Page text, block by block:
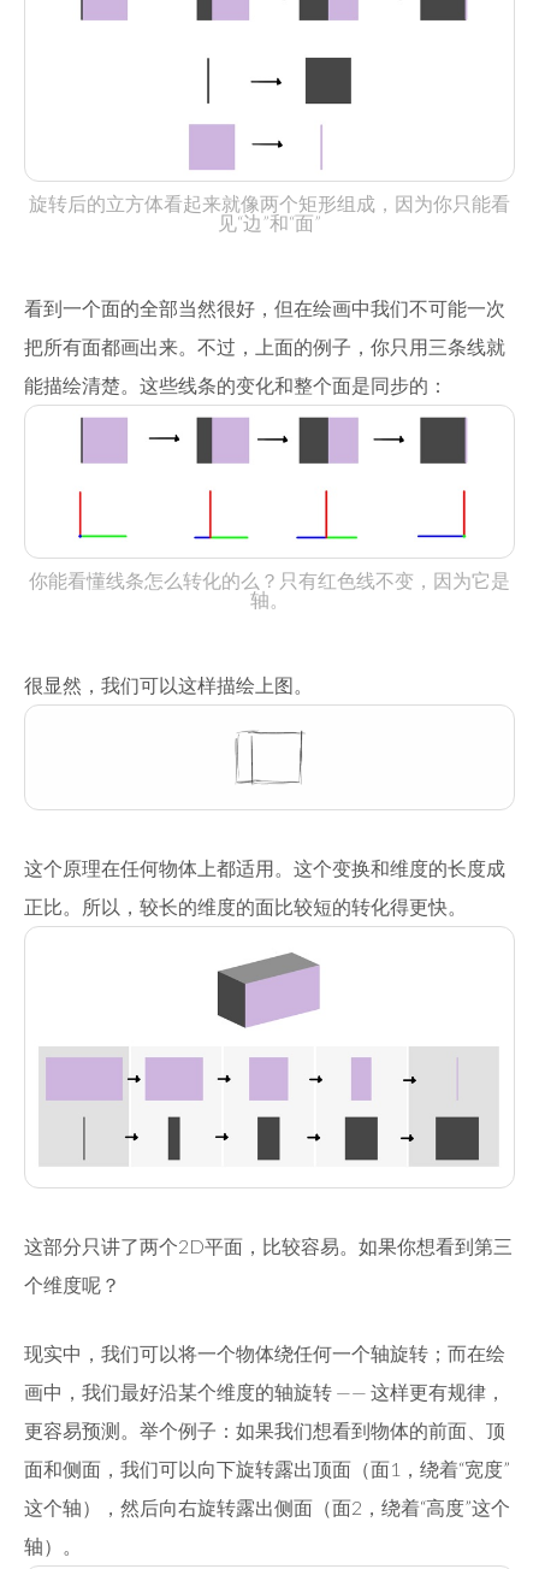
旋转后的立方体看起来就像两个矩形组成，因为你只能看
见“边”和“面”
看到一个面的全部当然很好，但在绘画中我们不可能一次
把所有面都画出来。不过，上面的例子，你只用三条线就
能描绘清楚。这些线条的变化和整个面是同步的：
你能看懂线条怎么转化的么？只有红色线不变，因为它是
轴。
很显然，我们可以这样描绘上图。
这个原理在任何物体上都适用。这个变换和维度的长度成
正比。所以，较长的维度的面比较短的转化得更快。
这部分只讲了两个2D平面，比较容易。如果你想看到第三
个维度呢？
现实中，我们可以将一个物体绕任何一个轴旋转；而在绘
画中，我们最好沿某个维度的轴旋转 —— 这样更有规律，
更容易预测。举个例子：如果我们想看到物体的前面、顶
面和侧面，我们可以向下旋转露出顶面（面1，绕着“宽度”
这个轴），然后向右旋转露出侧面（面2，绕着“高度”这个
轴）。